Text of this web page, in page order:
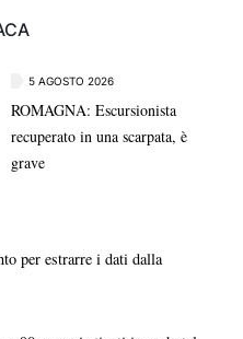
5 AGOSTO 2026
ROMAGNA: Escursionista
recuperato in una scarpata, è
grave
per estrarre i dati dalla